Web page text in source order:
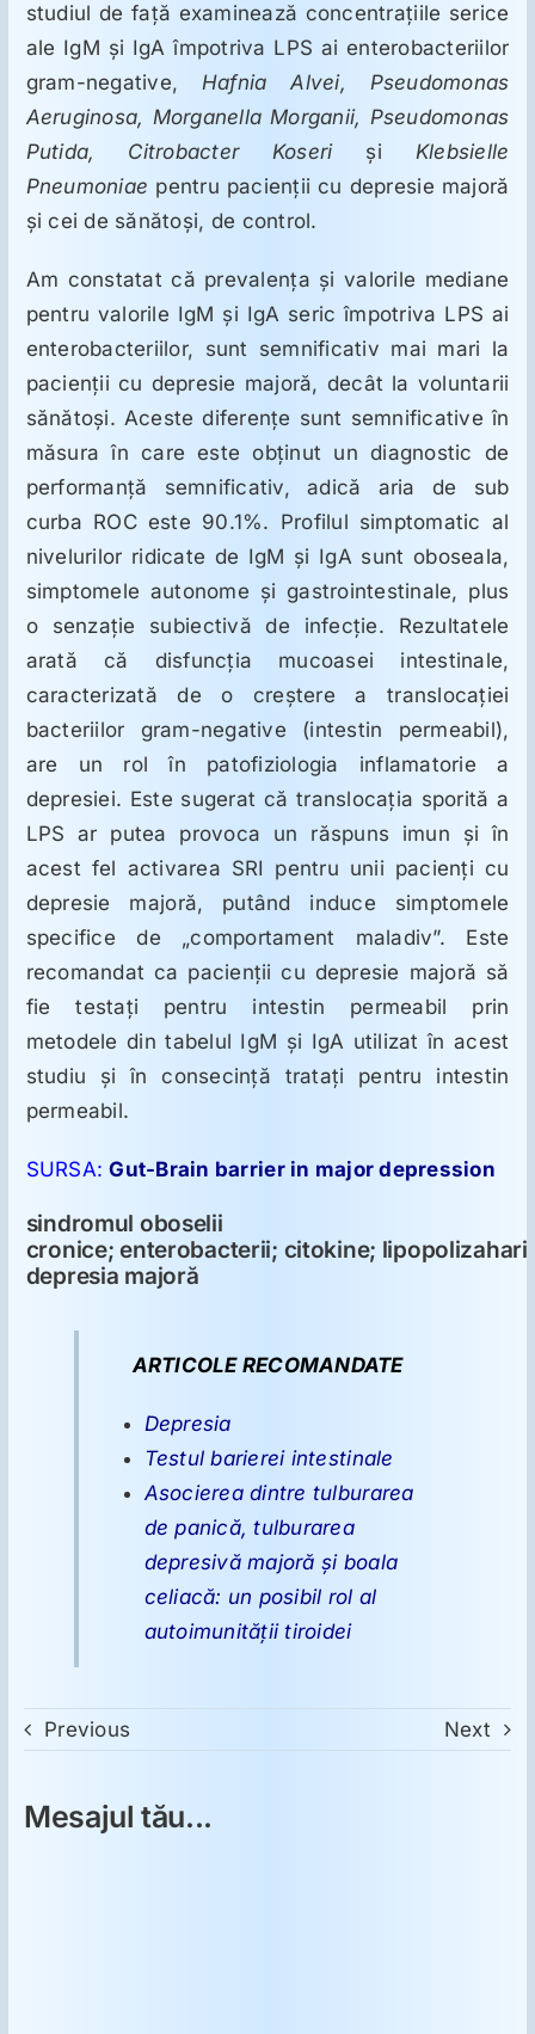
Toxicologie
Antipsihiatrie
Psihoterapie
Antropologie
Proză utilă
studiul de faţă examinează concentraţiile serice
ale IgM şi IgA împotriva LPS ai enterobacteriilor
gram-negative, Hafnia Alvei, Pseudomonas
Aeruginosa, Morganella Morganii, Pseudomonas
Putida, Citrobacter Koserişi Klebsielle
Pneumoniae pentru pacienţii cu depresie majoră
şi cei de sănătoşi, de control.
Am constatat că prevalenţa şi valorile mediane
pentru valorile IgM şi IgA seric împotriva LPS ai
enterobacteriilor, sunt semnificativ mai mari la
pacienţii cu depresie majoră, decât la voluntarii
sănătoşi. Aceste diferenţe sunt semnificative în
măsura în care este obţinut un diagnostic de
performanţă semnificativ, adică aria de sub
curba ROC este 90.1%. Profilul simptomatic al
nivelurilor ridicate de IgM şi IgA sunt oboseala,
simptomele autonome şi gastrointestinale, plus
o senzaţie subiectivă de infecţie. Rezultatele
arată că disfuncţia mucoasei intestinale,
caracterizată de o creştere a translocaţiei
bacteriilor gram-negative (intestin permeabil),
are un rol în patofiziologia inflamatorie a
depresiei. Este sugerat că translocaţia sporită a
LPS ar putea provoca un răspuns imun şi în
acest fel activarea SRI pentru unii pacienţi cu
depresie majoră, putând induce simptomele
specifice de „comportament maladiv”. Este
recomandat ca pacienţii cu depresie majoră să
fie testaţi pentru intestin permeabil prin
metodele din tabelul IgM şi IgA utilizat în acest
studiu şi în consecinţă trataţi pentru intestin
permeabil.
SURSA: Gut-Brain barrier in major depression
sindromul oboselii
cronice; enterobacterii; citokine;
depresia majoră
ARTICOLE RECOMANDATE
Depresia
Testul barierei intestinale
Asocierea dintre tulburarea
de panică, tulburarea
depresivă majoră şi boala
celiacă: un posibil rol al
autoimunităţii tiroidei
Previous Next
Mesajul tău...